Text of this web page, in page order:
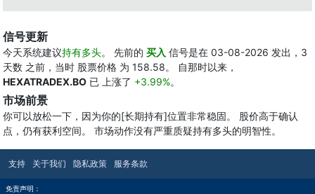
信号更新
今天系统建议持有多头。 先前的 买入 信号是在 03-08-2026 发出，3
天数 之前，当时 股票价格 为 158.58。 自那时以来，
HEXATRADEX.BO 已 上涨了 +3.99%。
市场前景
你可以放松一下，因为你的[长期持有]位置非常稳固。 股价高于确认
点，仍有获利空间。 市场动作没有严重质疑持有多头的明智性。
支持 关于我们 隐私政策 服务条款
免责声明：